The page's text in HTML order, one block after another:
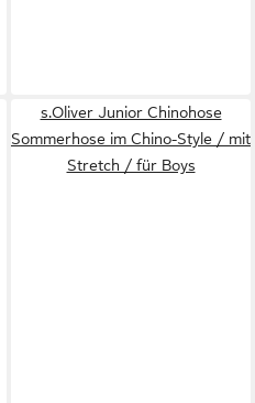
s.Oliver Junior Chinohose
Sommerhose im Chino-Style / mit
Stretch / für Boys